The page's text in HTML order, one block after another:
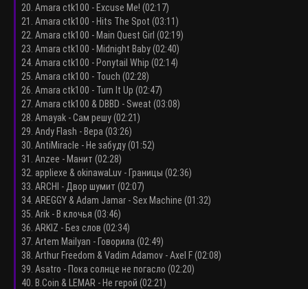
20. Amara ctk100 - Excuse Me! (02:17)
21. Amara ctk100 - Hits The Spot (03:11)
22. Amara ctk100 - Main Quest Girl (02:19)
23. Amara ctk100 - Midnight Baby (02:40)
24. Amara ctk100 - Ponytail Whip (02:14)
25. Amara ctk100 - Touch (02:28)
26. Amara ctk100 - Turn It Up (02:47)
27. Amara ctk100 & DBBD - Sweat (03:08)
28. Amayak - Сам решу (02:21)
29. Andy Flash - Вера (03:26)
30. AntiMiracle - Не забуду (01:52)
31. Anzee - Манит (02:28)
32. appliexe & okinawaLuv - Границы (02:36)
33. ARCHI - Двор шумит (02:07)
34. AREGGY & Adam Jamar - Sex Machine (01:32)
35. Arik - В клочья (03:46)
36. ARKIZ - Без слов (02:34)
37. Artem Mailyan - Говорила (02:49)
38. Arthur Freedom & Vadim Adamov - Axel F (02:08)
39. Asatro - Пока солнце не погасло (02:20)
40. B.Coin & LEMAR - Не герой (02:21)